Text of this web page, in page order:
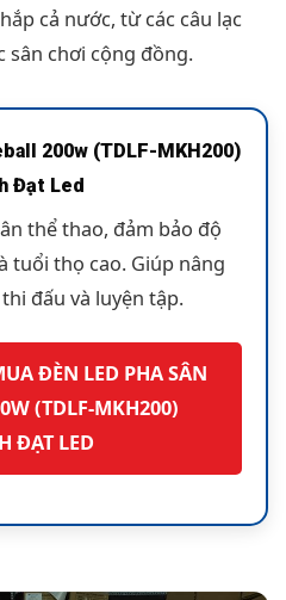
cả nước, từ các câu lạc
sân chơi cộng đồng.
200w (TDLF-MKH200)
Đạt Led
thể thao, đảm bảo độ
tuổi thọ cao. Giúp nâng
đấu và luyện tập.
ĐÈN LED PHA SÂN
(TDLF-MKH200)
ĐẠT LED